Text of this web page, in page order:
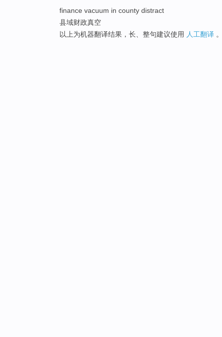
finance vacuum in county distract
县域财政真空
以上为机器翻译结果，长、整句建议使用 人工翻译